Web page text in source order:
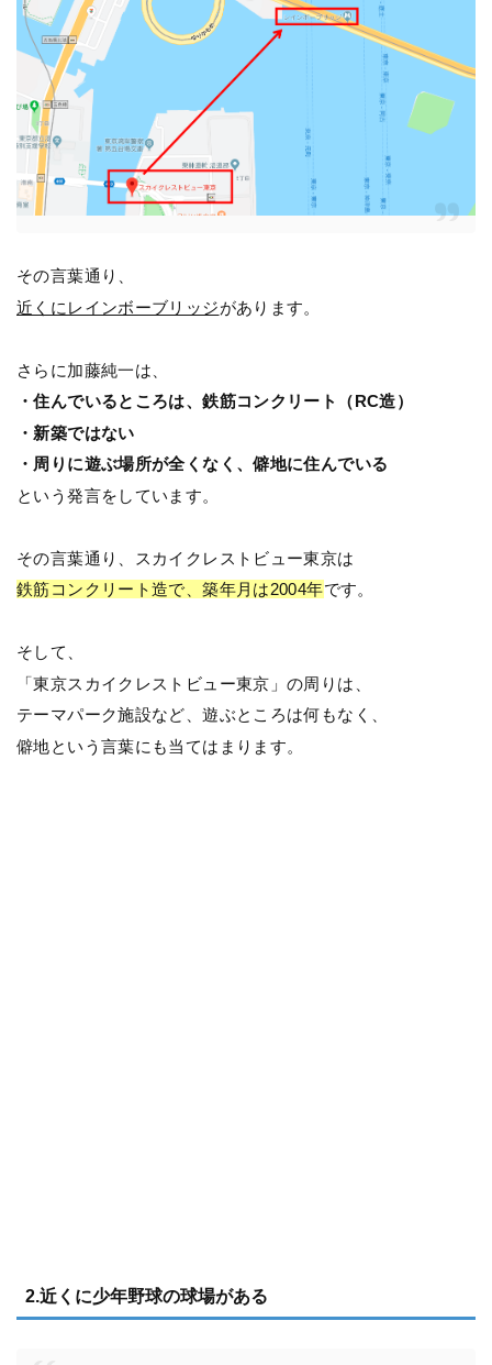
その言葉通り、
近くにレインボーブリッジがあります。
さらに加藤純一は、
・住んでいるところは、鉄筋コンクリート（RC造）
・新築ではない
・周りに遊ぶ場所が全くなく、僻地に住んでいる
という発言をしています。
その言葉通り、スカイクレストビュー東京は
鉄筋コンクリート造で、築年月は2004年です。
そして、
「東京スカイクレストビュー東京」の周りは、
テーマパーク施設など、遊ぶところは何もなく、
僻地という言葉にも当てはまります。
2.近くに少年野球の球場がある